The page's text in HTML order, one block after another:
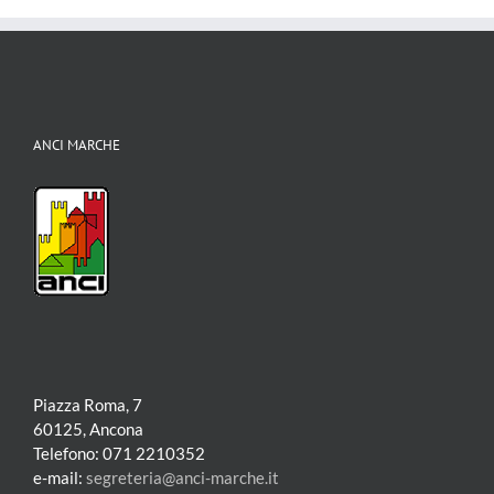
ANCI MARCHE
Piazza Roma, 7
60125, Ancona
Telefono: 071 2210352
e-mail: segreteria@anci-marche.it